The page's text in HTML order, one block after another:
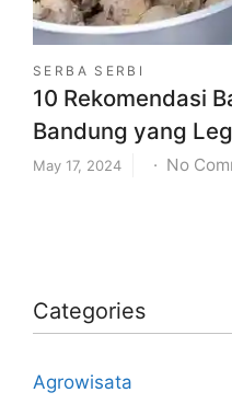
SERBA SERBI
10 Rekomendasi
Bandung yang
May 17, 2024 No
Categories
Agrowisata